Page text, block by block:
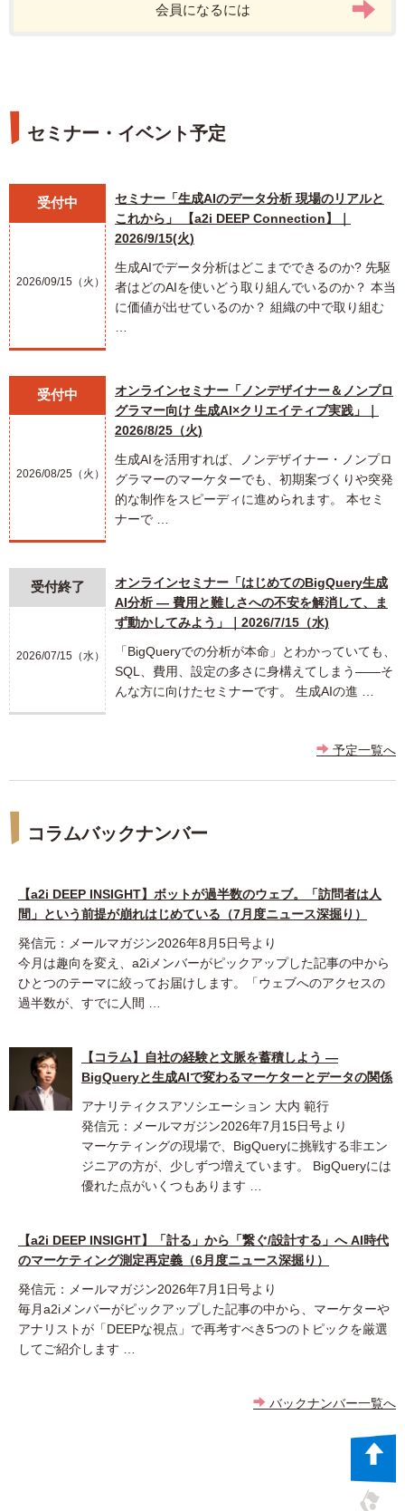
会員になるには
セミナー・イベント予定
受付中
2026/09/15（火）
セミナー「生成AIのデータ分析 現場のリアルと
これから」 【a2i DEEP Connection】｜
2026/9/15(火)
生成AIでデータ分析はどこまでできるのか? 先駆
者はどのAIを使いどう取り組んでいるのか？ 本当
に価値が出せているのか？ 組織の中で取り組む
受付中
2026/08/25（火）
オンラインセミナー「ノンデザイナー＆ノンプロ
グラマー向け 生成AI×クリエイティブ実践」｜
2026/8/25（火)
生成AIを活用すれば、ノンデザイナー・ノンプロ
グラマーのマーケターでも、初期案づくりや突発
的な制作をスピーディに進められます。 本セミ
ナーで …
受付終了
2026/07/15（水）
オンラインセミナー「はじめてのBigQuery生成
AI分析 ― 費用と難しさへの不安を解消して、ま
ず動かしてみよう」｜2026/7/15（水)
「BigQueryでの分析が本命」とわかっていても、
SQL、費用、設定の多さに身構えてしまう――そ
んな方に向けたセミナーです。 生成AIの進 …
予定一覧へ
コラムバックナンバー
【a2i DEEP INSIGHT】ボットが過半数のウェブ。「訪問者は人
間」という前提が崩れはじめている（7月度ニュース深掘り）
発信元：メールマガジン2026年8月5日号より
今月は趣向を変え、a2iメンバーがピックアップした記事の中から
ひとつのテーマに絞ってお届けします。「ウェブへのアクセスの
過半数が、すでに人間 …
【コラム】自社の経験と文脈を蓄積しよう ―
BigQueryと生成AIで変わるマーケターとデータの関係
アナリティクスアソシエーション 大内 範行
発信元：メールマガジン2026年7月15日号より
マーケティングの現場で、BigQueryに挑戦する非エン
ジニアの方が、少しずつ増えています。 BigQueryには
優れた点がいくつもあります …
【a2i DEEP INSIGHT】「計る」から「繋ぐ/設計する」へ AI時代
のマーケティング測定再定義（6月度ニュース深掘り）
発信元：メールマガジン2026年7月1日号より
毎月a2iメンバーがピックアップした記事の中から、マーケターや
アナリストが「DEEPな視点」で再考すべき5つのトピックを厳選
してご紹介します …
バックナンバー一覧へ